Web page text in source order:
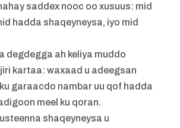
saddex nooc oo xusuus: mid
hadda shaqeyneysa, iyo mid
degdegga ah keliya muddo
kartaa: waxaad u adeegsan
garaacdo nambar uu qof hadda
meel ku qoran.
shaqeyneysa u